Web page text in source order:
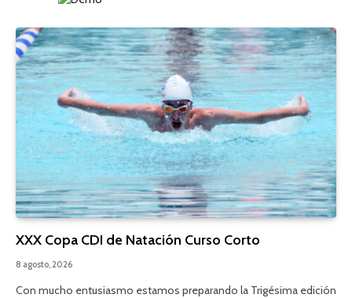
XXX Copa CDI de Natación Curso Corto
8 agosto, 2026
Con mucho entusiasmo estamos preparando la Trigésima edición